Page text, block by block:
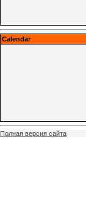
Calendar
Полная версия сайта